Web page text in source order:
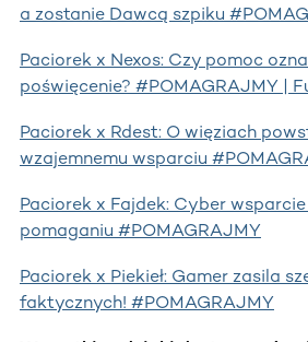
a zostanie Dawcą szpiku
Paciorek x Nexos: Czy pomoc
poświęcenie? #POMAGRAJMY |
Paciorek x Rdest: O więziach
wzajemnemu wsparciu
Paciorek x Fajdek: Cyber
pomaganiu #POMAGRAJMY
Paciorek x Piekieł: Gamer zasila
faktycznych! #POMAGRAJMY